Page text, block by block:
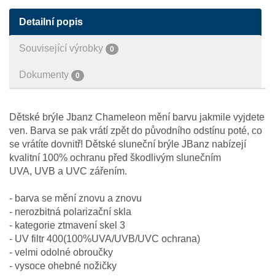
Detailní popis
Související výrobky 0
Dokumenty 0
Dětské brýle Jbanz Chameleon mění barvu jakmile vyjdete
ven. Barva se pak vrátí zpět do původního odstínu poté, co
se vrátíte dovnitř! Dětské sluneční brýle JBanz nabízejí
kvalitní 100% ochranu před škodlivým slunečním
UVA, UVB a UVC zářením.
- barva se mění znovu a znovu
- nerozbitná polarizační skla
- kategorie ztmavení skel 3
- UV filtr 400(100%UVA/UVB/UVC ochrana)
- velmi odolné obroučky
- vysoce ohebné nožičky